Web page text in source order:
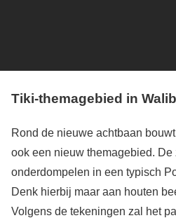
Tiki-themagebied in
Rond de nieuwe achtbaan
ook een nieuw themagebied.
onderdompelen in een typisch
Denk hierbij maar aan houten
Volgens de tekeningen zal het